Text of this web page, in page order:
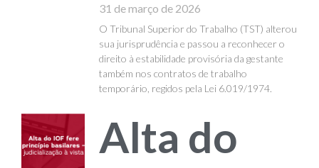
31 de março de 2026
O Tribunal Superior do Trabalho (TST) alterou
sua jurisprudência e passou a reconhecer o
direito à estabilidade provisória da gestante
também nos contratos de trabalho
temporário, regidos pela Lei 6.019/1974.
Alta do